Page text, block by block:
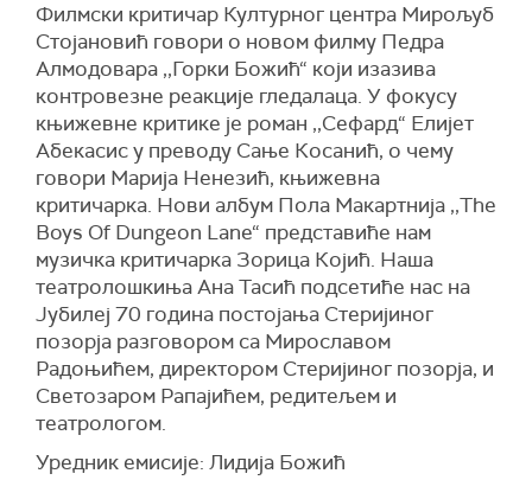
Филмски критичар Културног центра Мирољуб
Стојановић говори о новом филму Педра
Алмодовара ,,Горки Божић“ који изазива
контровезне реакције гледалаца. У фокусу
књижевне критике је роман ,,Сефард“ Елијет
Абекасис у преводу Сање Косанић, о чему
говори Марија Ненезић, књижевна
критичарка. Нови албум Пола Макартнија ,,The
Boys Of Dungeon Lane“ представиће нам
музичка критичарка Зорица Којић. Наша
театролошкиња Ана Тасић подсетиће нас на
Јубилеј 70 година постојања Стеријиног
позорја разговором са Мирославом
Радоњићем, директором Стеријиног позорја, и
Светозаром Рапајићем, редитељем и
театрологом.
Уредник емисије: Лидија Божић